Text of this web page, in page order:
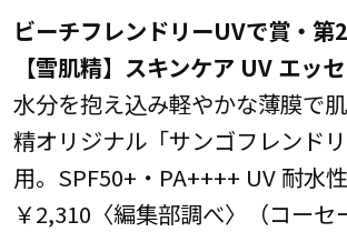
ビーチフレンドリーUVで賞・第
【雪肌精】スキンケア UV エッ
水分を抱え込み軽やかな薄膜で
精オリジナル「サンゴフレンド
用。SPF50+・PA++++ UV 耐
￥2,310〈編集部調べ〉（コーセ